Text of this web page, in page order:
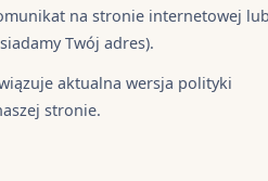
na stronie internetowej
Twój adres).
aktualna wersja polityki
stronie.